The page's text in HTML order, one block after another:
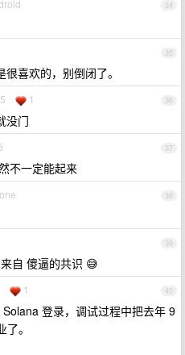
34
35
喜欢的，别倒闭了。
36
1
没门
37
不一定能起来
38
39
自 傻逼的共识 😅
40
1
登录，调试过程中把去年 9
。